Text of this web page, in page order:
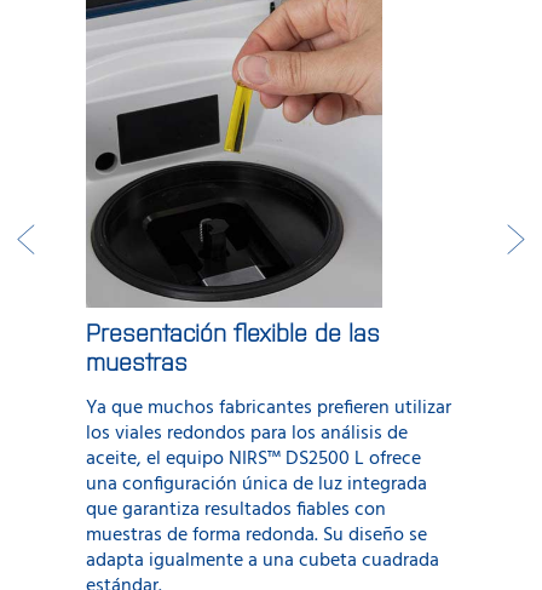
Presentación flexible de las
muestras
Ya que muchos fabricantes prefieren utilizar
los viales redondos para los análisis de
aceite, el equipo NIRS™ DS2500 L ofrece
una configuración única de luz integrada
que garantiza resultados fiables con
muestras de forma redonda. Su diseño se
adapta igualmente a una cubeta cuadrada